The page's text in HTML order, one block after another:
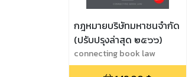
กฎหมายบริษัทมหาชนจำกัด
(ปรับปรุงล่าสุด ๒๕๖๖)
connecting book law